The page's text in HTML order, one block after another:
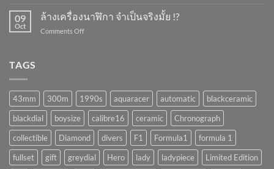
!?เครื่อง
พัง
ถ้า
09
Oct
ล้างเครื่องนาฬิกา จำเป็นจริงมั้ย !?
Comments Offon
มั้ย
!?
TAGS
43mm 300m 1990s aquaracer automatic
blackceramic
blackdial
boysize calibre16 ceramic
Chronograph
collectible
Diamond divers F1 Formula1
formula 1
fullset
gift greydial Hero lady ladypiece
Limited Edition